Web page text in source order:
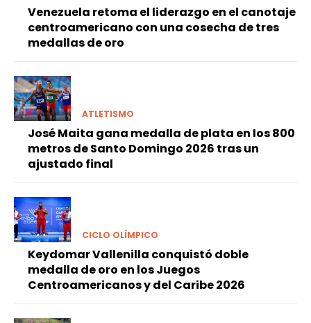
Venezuela retoma el liderazgo en el canotaje
centroamericano con una cosecha de tres
medallas de oro
ATLETISMO
José Maita gana medalla de plata en los 800
metros de Santo Domingo 2026 tras un
ajustado final
CICLO OLÍMPICO
Keydomar Vallenilla conquistó doble
medalla de oro en los Juegos
Centroamericanos y del Caribe 2026